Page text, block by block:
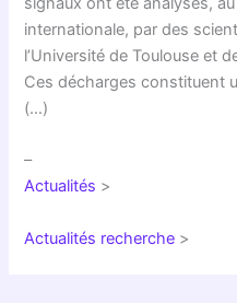
internationale, par des
l’Université de Toulouse et
Ces décharges constituent
(…)
–
Actualités >
Actualités recherche >